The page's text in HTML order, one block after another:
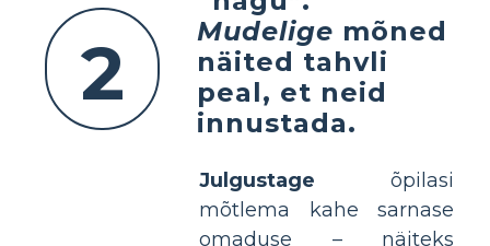
2
Mudelige mõned
näited tahvli
peal, et neid
innustada.
Julgustage õpilasi
mõtlema kahe sarnase
omaduse – näiteks